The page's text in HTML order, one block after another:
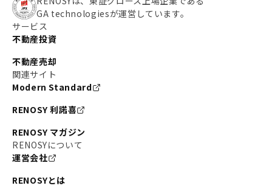
GA technologiesが運営しています。
サービス
不動産投資
不動産売却
関連サイト
Modern Standard
RENOSY 利諾喜
RENOSY マガジン
RENOSYについて
運営会社
RENOSYとは